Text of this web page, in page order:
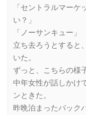
「セントラルマー
い？」
「ノーサンキュー」
立ち去ろうとすると
いた。
ずっと、こちらの様
中年女性が話しかけ
ンときた。
昨晩泊まったバック